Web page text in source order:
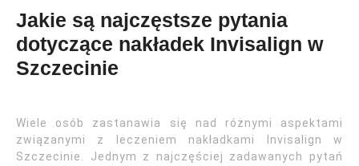
Jakie są najczęstsze pytania
dotyczące nakładek Invisalign w
Szczecinie
Wiele osób zastanawia się nad różnymi aspektami
związanymi z leczeniem nakładkami Invisalign w
Szczecinie. Jednym z najczęściej zadawanych pytań